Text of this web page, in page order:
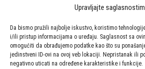
Upravljajte
Da bismo pružili najbolje iskustvo, koristimo
i/ili pristup informacijama o uređaju. Saglasnost sa
omogućiti da obrađujemo podatke kao što su
jedinstveni ID-ovi na ovoj veb lokaciji. Nepristanak ili
negativno uticati na određene karakteristike i funkcije.